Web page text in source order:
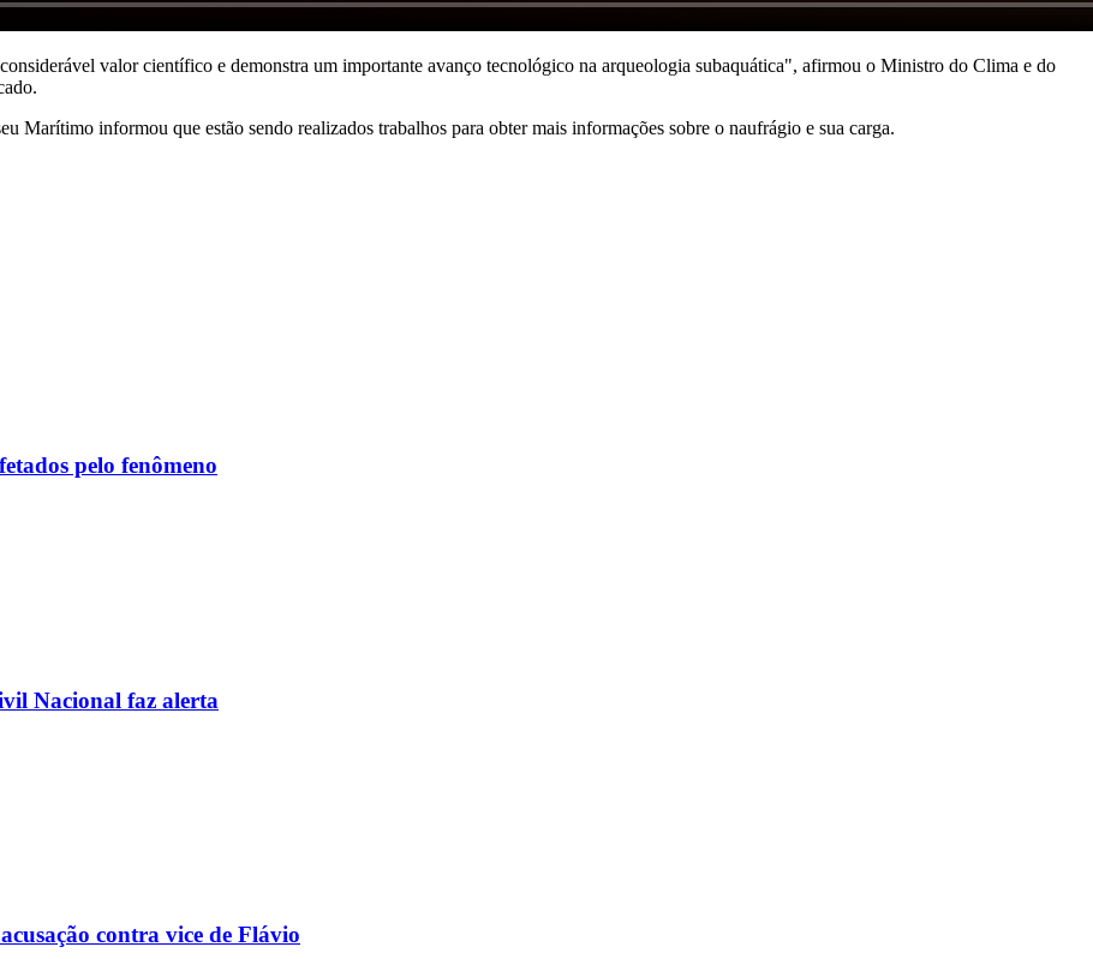
valor científico e demonstra um importante avanço tecnológico na arqueologia subaquática", afirmou o Ministro do Clima e do
Marítimo informou que estão sendo realizados trabalhos para obter mais informações sobre o naufrágio e sua carga.
pelo fenômeno
Nacional faz alerta
contra vice de Flávio